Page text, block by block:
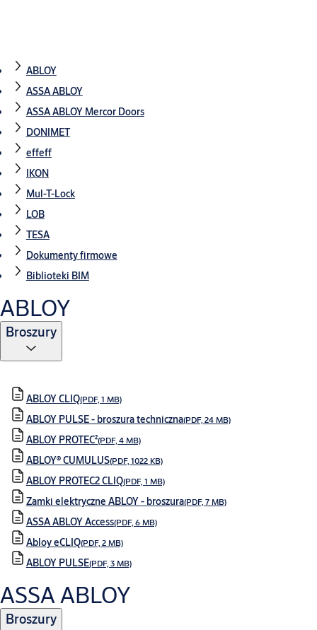
ABLOY
ASSA ABLOY
ASSA ABLOY Mercor Doors
DONIMET
effeff
IKON
Mul-T-Lock
LOB
TESA
Dokumenty firmowe
Biblioteki BIM
ABLOY
Broszury
ABLOY CLIQ(PDF, 1 MB)
ABLOY PULSE - broszura techniczna(PDF, 24 MB)
ABLOY PROTEC²(PDF, 4 MB)
ABLOY® CUMULUS(PDF, 1022 KB)
ABLOY PROTEC2 CLIQ(PDF, 1 MB)
Zamki elektryczne ABLOY - broszura(PDF, 7 MB)
ASSA ABLOY Access(PDF, 6 MB)
Abloy eCLIQ(PDF, 2 MB)
ABLOY PULSE(PDF, 3 MB)
ASSA ABLOY
Broszury